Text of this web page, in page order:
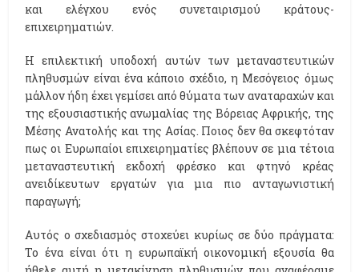
και ελέγχου ενός συνεταιρισμού κράτους-
επιχειρηματιών.
Η επιλεκτική υποδοχή αυτών των μεταναστευτικών
πληθυσμών είναι ένα κάποιο σχέδιο, η Μεσόγειος όμως
μάλλον ήδη έχει γεμίσει από θύματα των αναταραχών και
της εξουσιαστικής ανωμαλίας της Βόρειας Αφρικής, της
Μέσης Ανατολής και της Ασίας. Ποιος δεν θα σκεφτόταν
πως οι Ευρωπαίοι επιχειρηματίες βλέπουν σε μια τέτοια
μεταναστευτική εκδοχή φρέσκο και φτηνό κρέας
ανειδίκευτων εργατών για μια πιο ανταγωνιστική
παραγωγή;
Αυτός ο σχεδιασμός στοχεύει κυρίως σε δύο πράγματα:
Το ένα είναι ότι η ευρωπαϊκή οικονομική εξουσία θα